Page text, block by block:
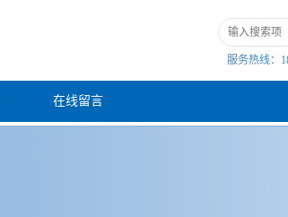
服务热线：
在线留言